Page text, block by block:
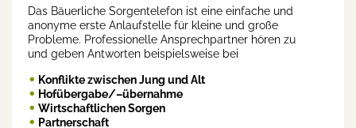
Das Bäuerliche Sorgentelefon ist eine einfache und
anonyme erste Anlaufstelle für kleine und große
Probleme. Professionelle Ansprechpartner hören zu
und geben Antworten beispielsweise bei
Konflikte zwischen Jung und Alt
Hofübergabe/–übernahme
Wirtschaftlichen Sorgen
Partnerschaft